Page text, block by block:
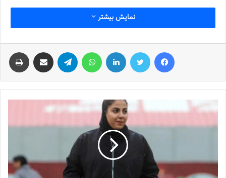
جنجال جدید در سوپرلیگ فوتسال
2022-12-11
2025-04-28
سرنوشت عجیب ستاره ایرانی در تورکال
2023-05-12
نمایش بیشتر